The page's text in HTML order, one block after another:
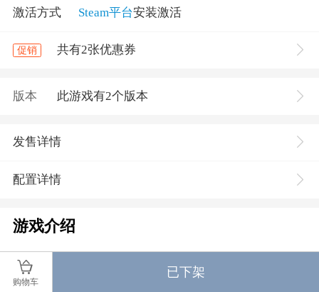
激活方式 Steam平台安装激活
促销 共有2张优惠券
版本 此游戏有2个版本
发售详情
配置详情
游戏介绍
史上最畅销的3D对战格斗游戏！
《铁拳》系列作品已在全球累积4400万部以上销
购物车
已下架